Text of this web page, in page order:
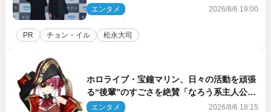
に出会えたことは本当に運が良かった」
エンタメ 2026/8/6 19:00
PR チョン・イル 松永大司
ホロライブ・宝鐘マリン、日々の活動を頑張
る“後輩”のすごさを絶賛「なろう系主人公ま
である」
エンタメ 2026/8/6 18:15